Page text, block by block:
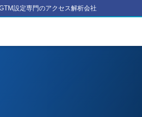
設定専門のアクセス解析会社